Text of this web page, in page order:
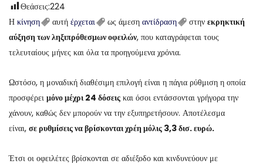
Θεάσεις:224
Η κίνηση αυτή έρχεται ως άμεση αντίδραση στην εκρηκτική
αύξηση των ληξιπρόθεσμων οφειλών, που καταγράφεται τους
τελευταίους μήνες και όλα τα προηγούμενα χρόνια.
Ωστόσο, η μοναδική διαθέσιμη επιλογή είναι η πάγια ρύθμιση η οποία
προσφέρει μόνο μέχρι 24 δόσεις και όσοι εντάσσονται γρήγορα την
χάνουν, καθώς δεν μπορούν να την εξυπηρετήσουν. Αποτέλεσμα
είναι, σε ρυθμίσεις να βρίσκονται χρέη μόλις 3,3 δισ. ευρώ.
Έτσι οι οφειλέτες βρίσκονται σε αδιέξοδο και κινδυνεύουν με